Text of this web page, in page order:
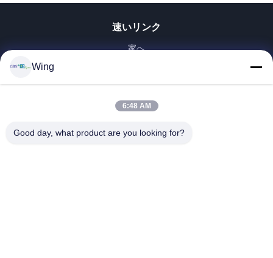
速いリンク
家へ
ビデオ
VRショー
工場 ツアー
Wing
6:48 AM
Good day, what product are you looking for?